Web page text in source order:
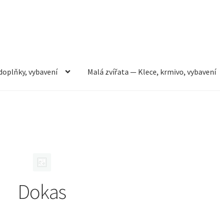
vybavení Malá zvířata — Klece, krmivo, vybavení
Dokas